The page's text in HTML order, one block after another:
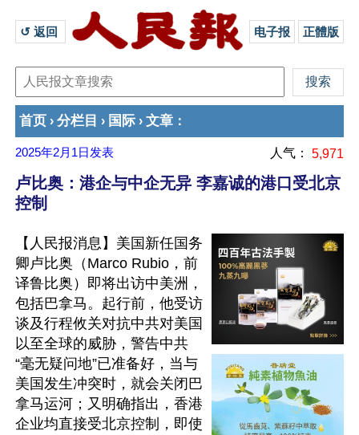
↺ 返回 电子报 正體版
首页 › 分栏目 › 国际 › 文章 ：
2025年2月1日 发表 人气： 5,971
卢比奥：港企与中企无异 李嘉诚的港口受北京
控制
【人民报消息】美国新任国务
卿卢比奥（Marco Rubio，前
译鲁比奥）即将出访中美洲，
包括巴拿马。起行前，他受访
谈及行程攸关对抗中共对美国
以至全球的威胁，警告中共
“毫无疑问地”已准备好，当与
美国发生冲突时，就会关闭巴
拿马运河；又明确指出，香港
企业均直接受北京控制，即使